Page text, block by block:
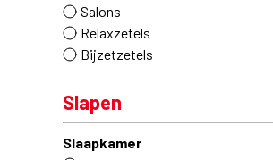
Salons
Relaxzetels
Bijzetzetels
Slapen
Slaapkamer